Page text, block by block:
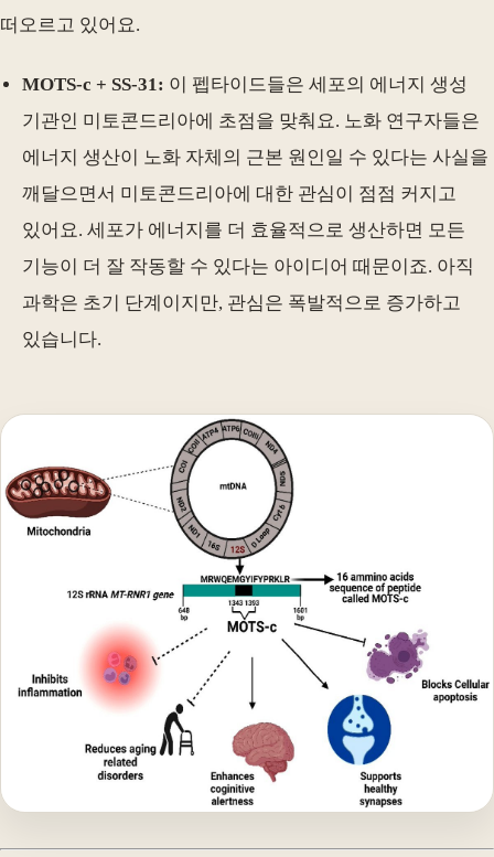
떠오르고 있어요.
MOTS-c + SS-31: 이 펩타이드들은 세포의 에너지 생성
기관인 미토콘드리아에 초점을 맞춰요. 노화 연구자들은
에너지 생산이 노화 자체의 근본 원인일 수 있다는 사실을
깨달으면서 미토콘드리아에 대한 관심이 점점 커지고
있어요. 세포가 에너지를 더 효율적으로 생산하면 모든
기능이 더 잘 작동할 수 있다는 아이디어 때문이죠. 아직
과학은 초기 단계이지만, 관심은 폭발적으로 증가하고
있습니다.